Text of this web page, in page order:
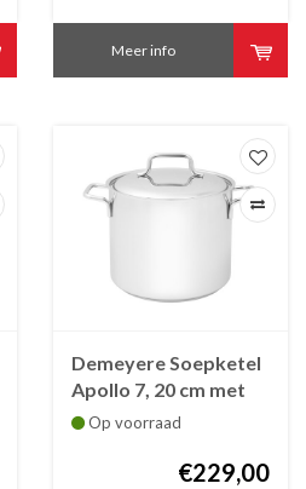
Meer info
Demeyere Soepketel
Apollo 7, 20 cm met
deksel
Op voorraad
€229,00